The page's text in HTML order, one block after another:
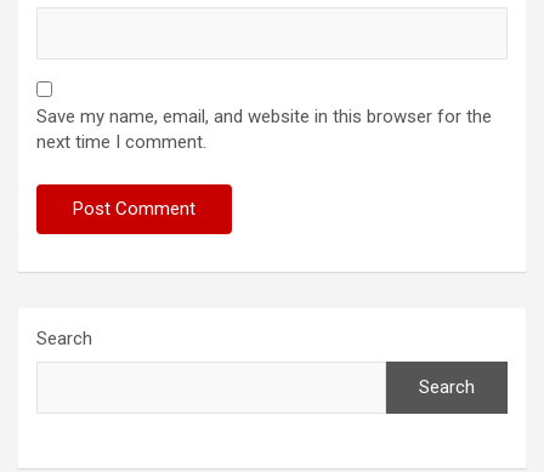
Save my name, email, and website in this browser for the
next time I comment.
Search
Search